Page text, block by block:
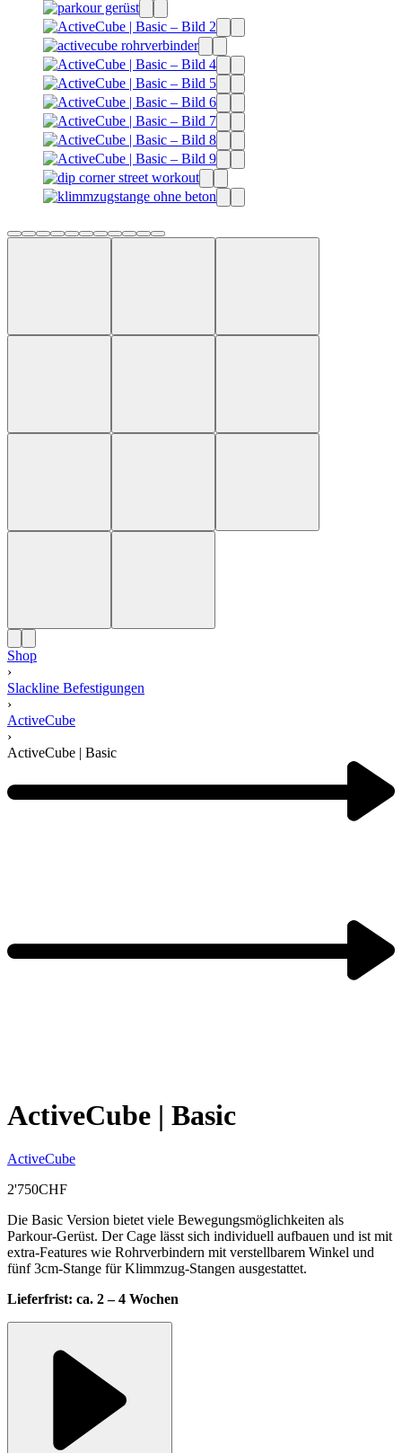
Shop
›
Slackline Befestigungen
›
ActiveCube
›
ActiveCube | Basic
ActiveCube | Basic
ActiveCube
2'750CHF
Die Basic Version bietet viele Bewegungsmöglichkeiten als
Parkour-Gerüst. Der Cage lässt sich individuell aufbauen und ist mit
extra-Features wie Rohrverbindern mit verstellbarem Winkel und
fünf 3cm-Stange für Klimmzug-Stangen ausgestattet.
Lieferfrist: ca. 2 – 4 Wochen